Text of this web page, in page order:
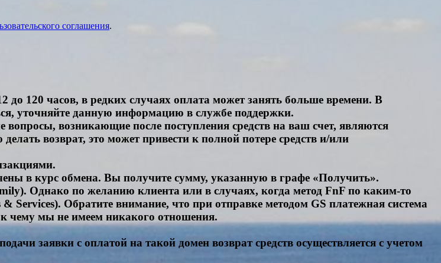
соглашения.
120 часов, в редких случаях оплата может занять больше времени. В
уточняйте данную информацию в службе поддержки.
возникающие после поступления средств на ваш счет, являются
возврат, это может привести к полной потере средств и/или
в курс обмена. Вы получите сумму, указанную в графе «Получить».
Однако по желанию клиента или в случаях, когда метод FnF по каким-то
Обратите внимание, что при отправке методом GS платежная система
чему мы не имеем никакого отношения.
заявки с оплатой на такой домен возврат средств осуществляется с учетом